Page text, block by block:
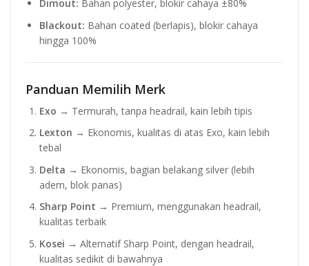
Dimout: Bahan polyester, blokir cahaya ±80%
Blackout: Bahan coated (berlapis), blokir cahaya
hingga 100%
Panduan Memilih Merk
Exo → Termurah, tanpa headrail, kain lebih tipis
Lexton → Ekonomis, kualitas di atas Exo, kain lebih
tebal
Delta → Ekonomis, bagian belakang silver (lebih
adem, blok panas)
Sharp Point → Premium, menggunakan headrail,
kualitas terbaik
Kosei → Alternatif Sharp Point, dengan headrail,
kualitas sedikit di bawahnya